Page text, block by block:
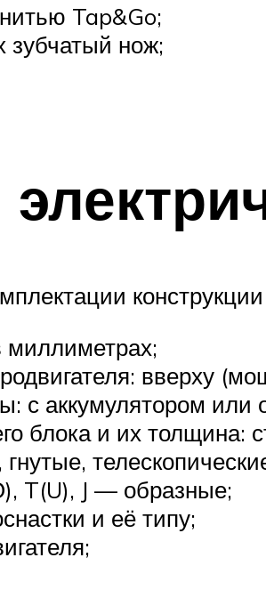
Tap&Go;
зубчатый нож;
миллиметрах;
вверху
с аккумулятором или
блока и их толщина:
T(U), J — образные;
и её типу;